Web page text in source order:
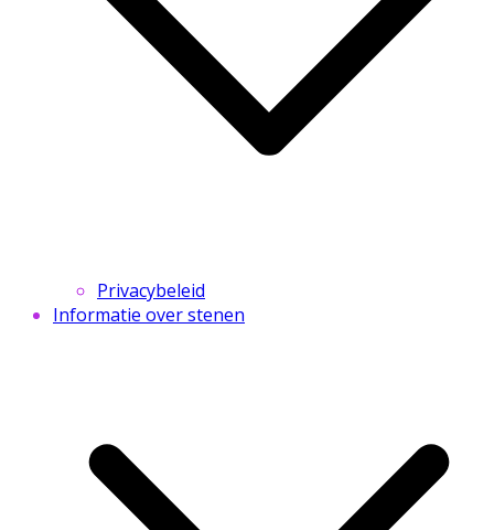
Privacybeleid
Informatie over stenen